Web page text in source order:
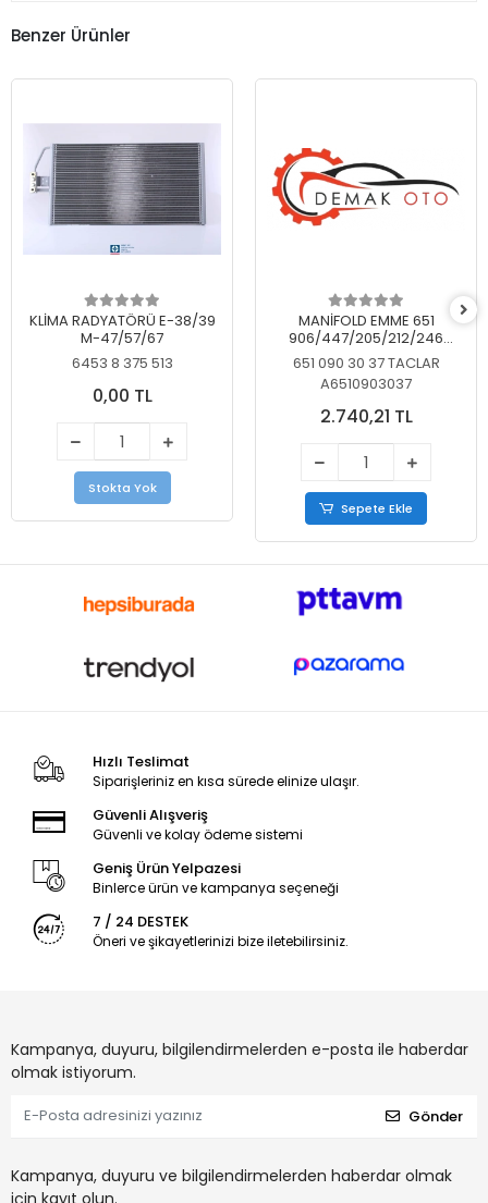
Benzer Ürünler
KLİMA RADYATÖRÜ E-38/39
M-47/57/67
6453 8 375 513
0,00 TL
Stokta Yok
MANİFOLD EMME 651
906/447/205/212/246
KELEBEKSİZ
651 090 30 37 TACLAR
A6510903037
2.740,21 TL
Sepete Ekle
Hızlı Teslimat
Siparişleriniz en kısa sürede elinize ulaşır.
Güvenli Alışveriş
Güvenli ve kolay ödeme sistemi
Geniş Ürün Yelpazesi
Binlerce ürün ve kampanya seçeneği
7 / 24 DESTEK
Öneri ve şikayetlerinizi bize iletebilirsiniz.
Kampanya, duyuru, bilgilendirmelerden e-posta ile haberdar
olmak istiyorum.
Gönder
Kampanya, duyuru ve bilgilendirmelerden haberdar olmak
için kayıt olun.